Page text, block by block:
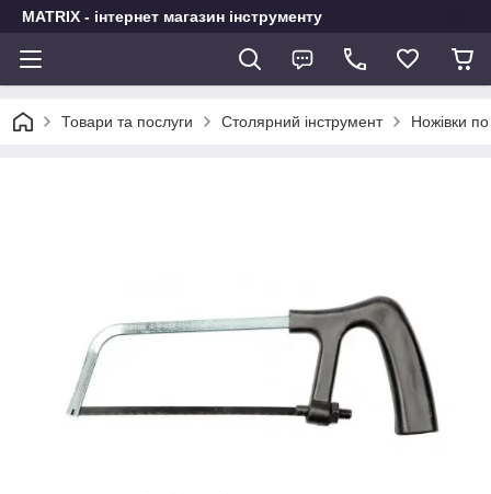
MATRIX - інтернет магазин інструменту
Товари та послуги Столярний інструмент Ножівки